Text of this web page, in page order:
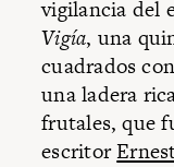
vigilancia del
Vigía, una
cuadrados
una ladera
frutales, que
escritor